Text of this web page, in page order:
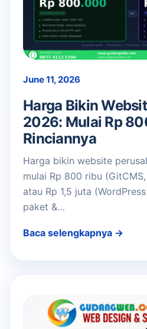
June 11, 2026
Harga Bikin
2026: Mulai Rp
Rinciannya
Harga bikin website
mulai Rp 800 ribu
atau Rp 1,5 juta
paket &…
Baca selengkapnya →